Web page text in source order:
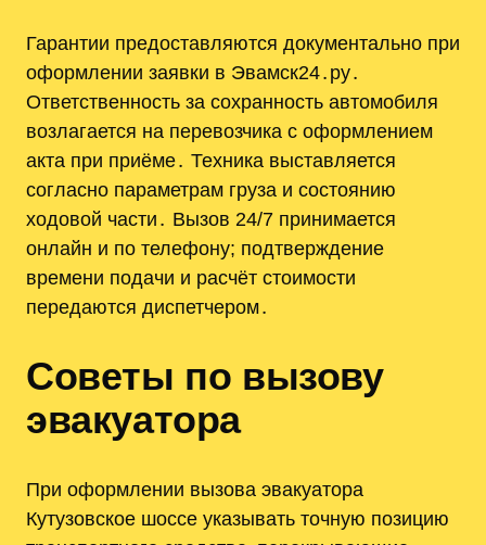
Гарантии предоставляются документально при
оформлении заявки в Эвамск24․ру․
Ответственность за сохранность автомобиля
возлагается на перевозчика с оформлением
акта при приёме․ Техника выставляется
согласно параметрам груза и состоянию
ходовой части․ Вызов 24/7 принимается
онлайн и по телефону; подтверждение
времени подачи и расчёт стоимости
передаются диспетчером․
Советы по вызову
эвакуатора
При оформлении вызова эвакуатора
Кутузовское шоссе указывать точную позицию